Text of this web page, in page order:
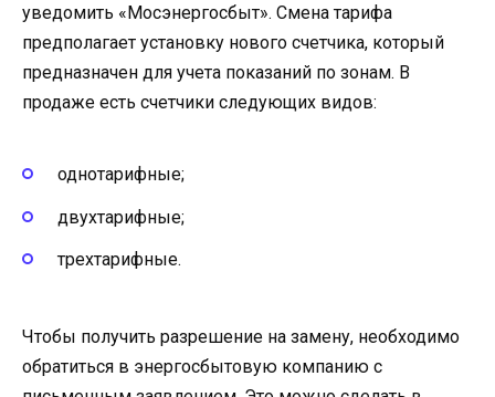
уведомить «Мосэнергосбыт». Смена тарифа
предполагает установку нового счетчика, который
предназначен для учета показаний по зонам. В
продаже есть счетчики следующих видов:
однотарифные;
двухтарифные;
трехтарифные.
Чтобы получить разрешение на замену, необходимо
обратиться в энергосбытовую компанию с